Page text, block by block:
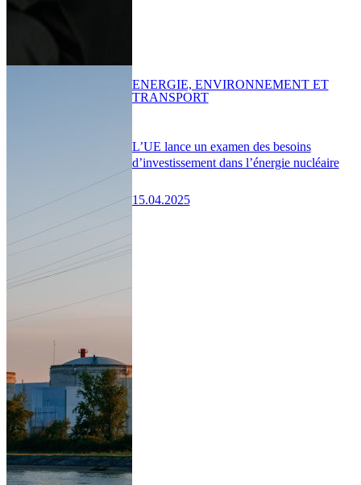
L’UE lance un examen des besoins
d’investissement dans l’énergie nucléaire
15.04.2025
ENERGIE, ENVIRONNEMENT ET
TRANSPORT